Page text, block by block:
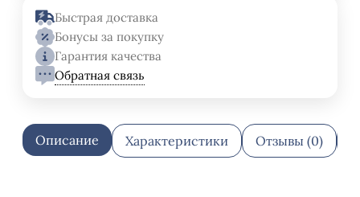
Быстрая доставка
Бонусы за покупку
Гарантия качества
Обратная связь
Описание Характеристики Отзывы (0)